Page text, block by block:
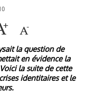
la question de
en évidence la
la suite de cette
identitaires et le